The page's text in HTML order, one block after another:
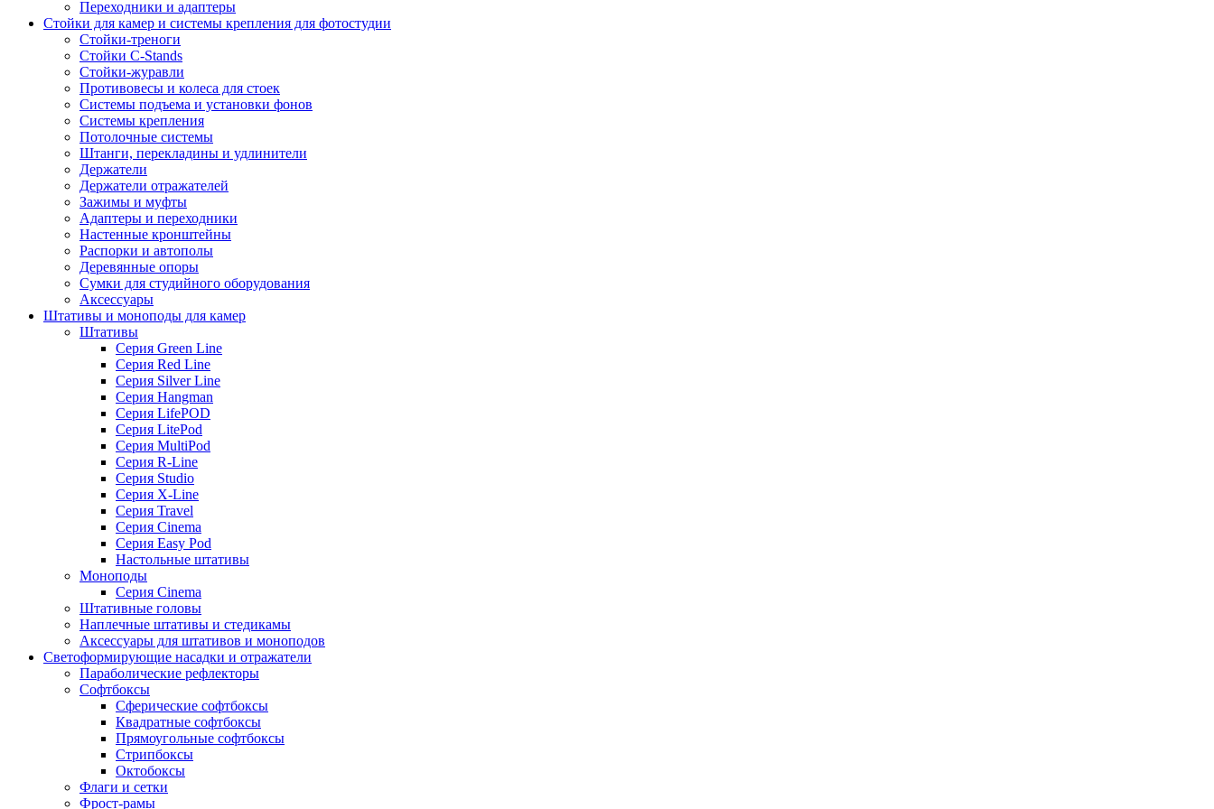
Переходники и адаптеры
Стойки для камер и системы крепления для фотостудии
Стойки-треноги
Стойки C-Stands
Стойки-журавли
Противовесы и колеса для стоек
Системы подъема и установки фонов
Системы крепления
Потолочные системы
Штанги, перекладины и удлинители
Держатели
Держатели отражателей
Зажимы и муфты
Адаптеры и переходники
Настенные кронштейны
Распорки и автополы
Деревянные опоры
Сумки для студийного оборудования
Аксессуары
Штативы и моноподы для камер
Штативы
Серия Green Line
Серия Red Line
Серия Silver Line
Серия Hangman
Серия LifePOD
Серия LitePod
Серия MultiPod
Серия R-Line
Серия Studio
Серия X-Line
Серия Travel
Серия Cinema
Серия Easy Pod
Настольные штативы
Моноподы
Серия Cinema
Штативные головы
Наплечные штативы и стедикамы
Аксессуары для штативов и моноподов
Светоформирующие насадки и отражатели
Параболические рефлекторы
Софтбоксы
Сферические софтбоксы
Квадратные софтбоксы
Прямоугольные софтбоксы
Стрипбоксы
Октобоксы
Флаги и сетки
Фрост-рамы